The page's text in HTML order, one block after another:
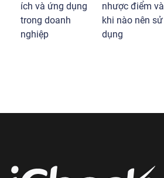
ích và ứng dụng
trong doanh
nghiệp
nhược điểm và
khi nào nên sử
dụng